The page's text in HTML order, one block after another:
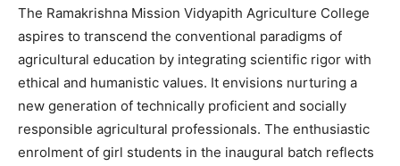
The Ramakrishna Mission Vidyapith Agriculture College
aspires to transcend the conventional paradigms of
agricultural education by integrating scientific rigor with
ethical and humanistic values. It envisions nurturing a
new generation of technically proficient and socially
responsible agricultural professionals. The enthusiastic
enrolment of girl students in the inaugural batch reflects